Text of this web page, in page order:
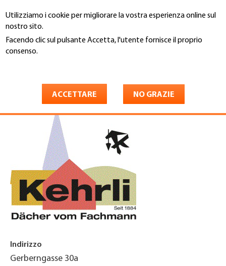
Utilizziamo i cookie per migliorare la vostra esperienza online sul
nostro sito.
Facendo clic sul pulsante Accetta, l'utente fornisce il proprio
consenso.
ACCETTARE NO GRAZIE
al
contenuto
principale
You
Indirizzo
Gerberngasse 30a